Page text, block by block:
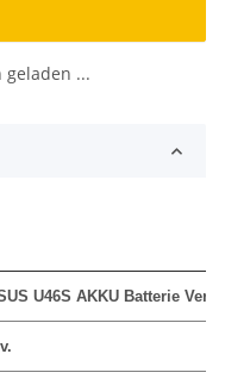
geladen ...
U46S AKKU Batterie